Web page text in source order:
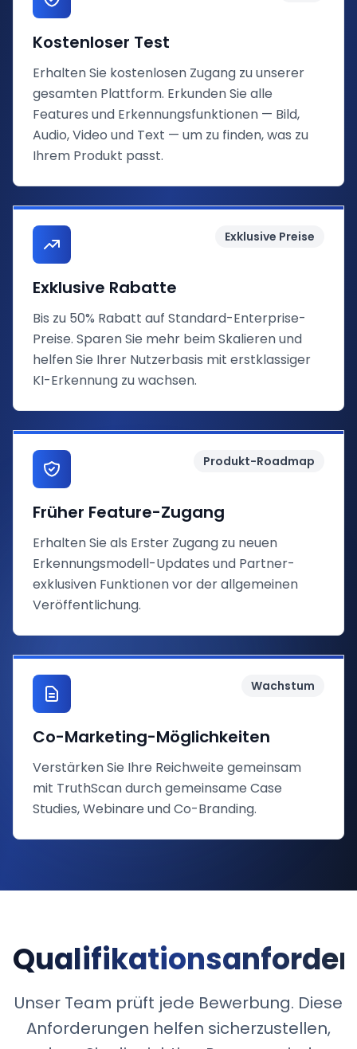
Kostenloser Test
Erhalten Sie kostenlosen Zugang zu unserer
gesamten Plattform. Erkunden Sie alle
Features und Erkennungsfunktionen — Bild,
Audio, Video und Text — um zu finden, was zu
Ihrem Produkt passt.
Exklusive Preise
Exklusive Rabatte
Bis zu 50% Rabatt auf Standard-Enterprise-
Preise. Sparen Sie mehr beim Skalieren und
helfen Sie Ihrer Nutzerbasis mit erstklassiger
KI-Erkennung zu wachsen.
Produkt-Roadmap
Früher Feature-Zugang
Erhalten Sie als Erster Zugang zu neuen
Erkennungsmodell-Updates und Partner-
exklusiven Funktionen vor der allgemeinen
Veröffentlichung.
Wachstum
Co-Marketing-Möglichkeiten
Verstärken Sie Ihre Reichweite gemeinsam
mit TruthScan durch gemeinsame Case
Studies, Webinare und Co-Branding.
Unser Team prüft jede Bewerbung. Diese
Anforderungen helfen sicherzustellen,